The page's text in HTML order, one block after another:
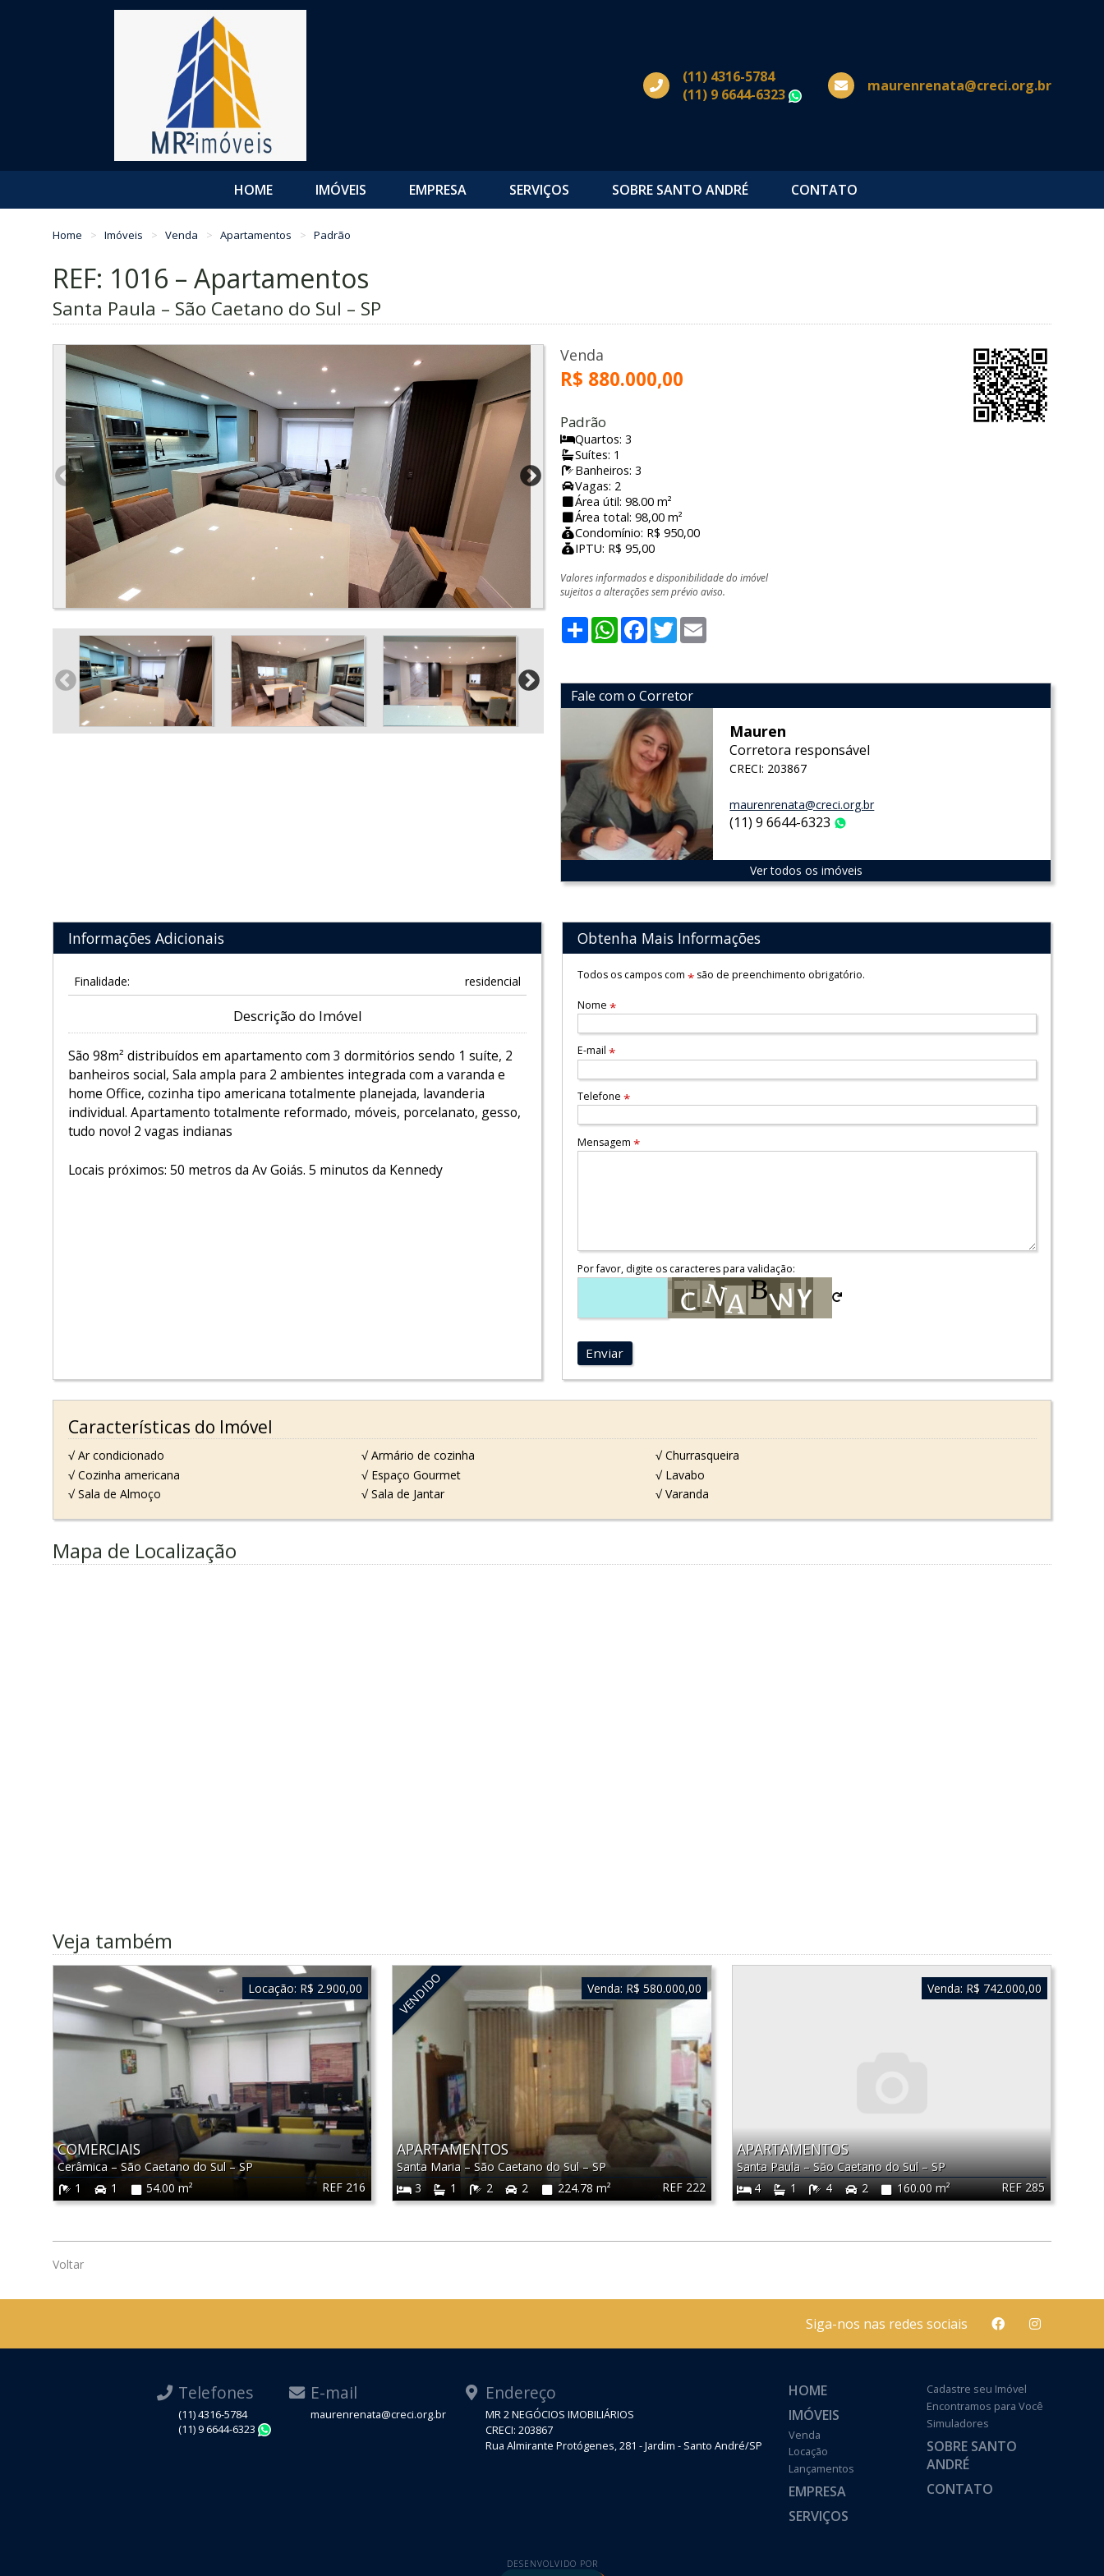
(11) 4316-5784
(11) 9 6644-6323
WhatsApp
maurenrenata@creci.org.br
HOME IMÓVEIS EMPRESA SERVIÇOS SOBRE SANTO ANDRÉ CONTATO
Home Imóveis Venda Apartamentos Padrão
REF: 1016 – Apartamentos
Santa Paula – São Caetano do Sul – SP
Venda
R$ 880.000,00
Padrão
Quartos: 3
Suítes: 1
Banheiros: 3
Vagas: 2
Área útil: 98.00 m²
Área total: 98,00 m²
Condomínio: R$ 950,00
IPTU: R$ 95,00
Valores informados e disponibilidade do imóvel
sujeitos a alterações sem prévio aviso.
ShareWhatsApp
Facebook
Twitter
Fale com o Corretor
Mauren
Corretora responsável
CRECI: 203867
maurenrenata@creci.org.br
(11) 9 6644-6323
Ver todos os imóveis
Informações Adicionais
Finalidade: residencial
Descrição do Imóvel
São 98m² distribuídos em apartamento com 3 dormitórios sendo 1 suíte, 2
banheiros social, Sala ampla para 2 ambientes integrada com a varanda e
home Office, cozinha tipo americana totalmente planejada, lavanderia
individual. Apartamento totalmente reformado, móveis, porcelanato, gesso,
tudo novo! 2 vagas indianas
Locais próximos: 50 metros da Av Goiás. 5 minutos da Kennedy
Obtenha Mais Informações
Todos os campos com *são de preenchimento obrigatório.
Nome *
E-mail *
Telefone *
Mensagem *
Por favor, digite os caracteres para validação:
Enviar
Características do Imóvel
√ Ar condicionado √ Armário de cozinha
√ Churrasqueira
√ Cozinha americana
√ Espaço Gourmet
√ Lavabo
√ Sala de Almoço
√ Sala de Jantar √ Varanda
Mapa de Localização
Veja também
REF 216
COMERCIAIS
Cerâmica – São Caetano do Sul–SP
1
1 54.00 m²
Locação: R$ 2.900,00 VENDIDO
REF 222
APARTAMENTOS
Santa Maria –São Caetano do Sul–SP
3
1 2 2 224.78 m²
Venda: R$ 580.000,00
REF 285
APARTAMENTOS
Santa Paula–São Caetano do Sul–SP
4
1 4 2 160.00 m²
Venda: R$ 742.000,00
Voltar
Siga-nos nas redes sociais
Telefones
(11) 4316-5784
(11) 9 6644-6323
E-mail
maurenrenata@creci.org.br
Endereço
MR 2 NEGÓCIOS IMOBILIÁRIOS
CRECI: 203867
Rua Almirante Protógenes, 281 - Jardim - Santo André/SP
HOME
IMÓVEIS
Venda
Locação
Lançamentos
EMPRESA
SERVIÇOS
Cadastre seu Imóvel
Encontramos para Você
Simuladores
SOBRE SANTO
ANDRÉ
CONTATO
DESENVOLVIDO POR